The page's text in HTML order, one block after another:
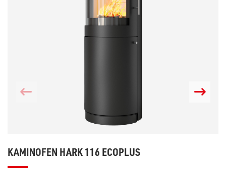
KAMINOFEN HARK 116 ECOPLUS